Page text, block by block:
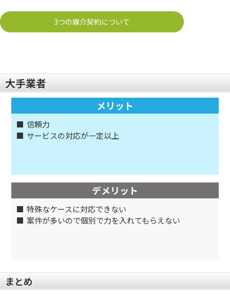
3つの媒介契約について
大手業者
メリット
信頼力
サービスの対応が一定以上
デメリット
特殊なケースに対応できない
案件が多いので個別で力を入れてもらえない
まとめ